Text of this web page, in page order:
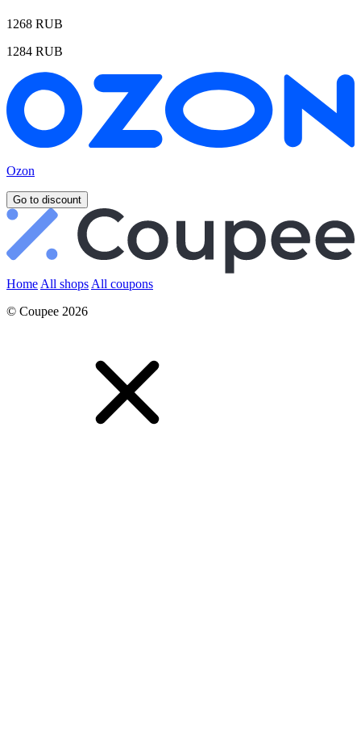
1268 RUB
1284 RUB
Ozon
Go to discount
Home All shops All coupons
© Coupee 2026